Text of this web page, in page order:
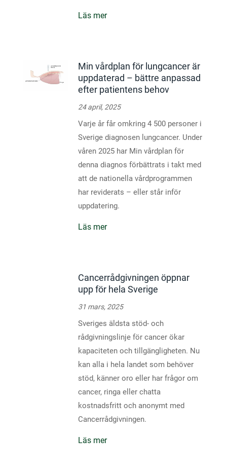
Läs mer
Min vårdplan för lungcancer är
uppdaterad – bättre anpassad
efter patientens behov
24 april, 2025
Varje år får omkring 4 500 personer i
Sverige diagnosen lungcancer. Under
våren 2025 har Min vårdplan för
denna diagnos förbättrats i takt med
att de nationella vårdprogrammen
har reviderats – eller står inför
uppdatering.
Läs mer
Cancerrådgivningen öppnar
upp för hela Sverige
31 mars, 2025
Sveriges äldsta stöd- och
rådgivningslinje för cancer ökar
kapaciteten och tillgängligheten. Nu
kan alla i hela landet som behöver
stöd, känner oro eller har frågor om
cancer, ringa eller chatta
kostnadsfritt och anonymt med
Cancerrådgivningen.
Läs mer